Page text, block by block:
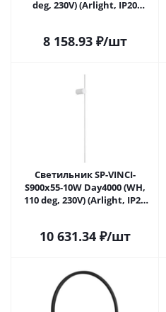
deg, 230V) (Arlight, IP20
8 158.93₽/шт
Светильник SP-VINCI-
S900x55-10W Day4000 (WH,
110 deg, 230V) (Arlight, IP20
10 631.34₽/шт